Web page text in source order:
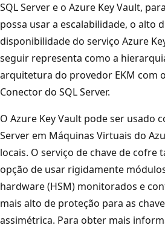
SQL Server e o Azure Key Vault,
possa usar a escalabilidade, o alto
disponibilidade do serviço Azure
seguir representa como a
arquitetura do provedor EKM com
Conector do SQL Server.
O Azure Key Vault pode ser usado
Server em Máquinas Virtuais do
locais. O serviço de chave de cofre
opção de usar rigidamente
hardware (HSM) monitorados e
mais alto de proteção para as
assimétrica. Para obter mais